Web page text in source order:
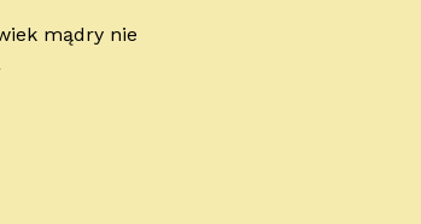
mądry nie